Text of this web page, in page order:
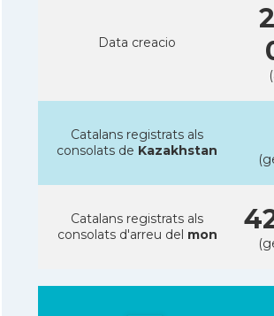
Data creacio
Catalans registrats als
consolats de Kazakhstan
Catalans registrats als
consolats d'arreu del mon